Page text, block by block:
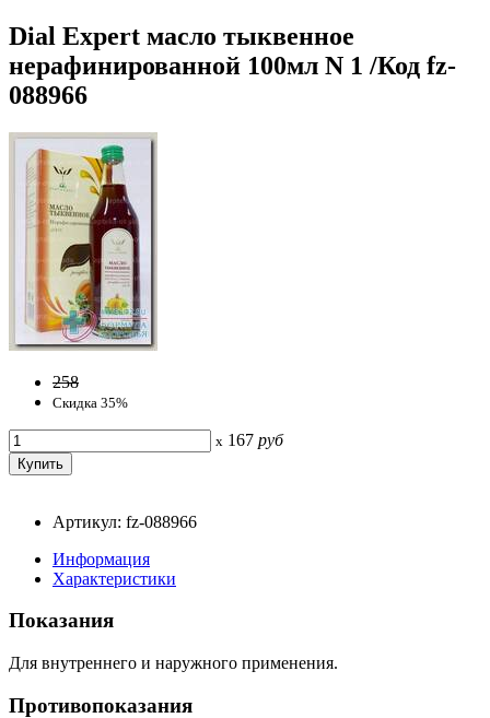
Dial Expert масло тыквенное
нерафинированной 100мл N 1 /Код fz-
088966
258
Скидка 35%
x 167 руб
Артикул: fz-088966
Информация
Характеристики
Показания
Для внутреннего и наружного применения.
Противопоказания